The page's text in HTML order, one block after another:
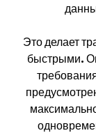
Это делает
быстрыми.